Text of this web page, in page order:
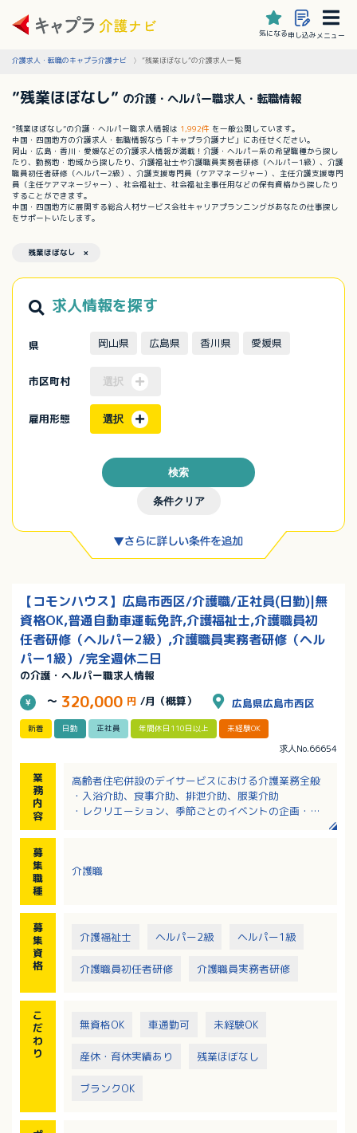
気になる申し込みメニュー
介護求人・転職のキャプラ介護ナビ ”残業ほぼなし”の介護求人一覧
”残業ほぼなし” の介護・ヘルパー職求人・転職情報
”残業ほぼなし”の介護・ヘルパー職求人情報は 1,992件 を一般公開しています。
中国・四国地方の介護求人・転職情報なら「キャプラ介護ナビ」にお任せください。
岡山・広島・香川・愛媛などの介護求人情報が満載！介護・ヘルパー系の希望職種から探し
たり、勤務地・地域から探したり、介護福祉士や介護職員実務者研修（ヘルパー1級）、介護
職員初任者研修（ヘルパー2級）、介護支援専門員（ケアマネージャー）、主任介護支援専門
員（主任ケアマネージャー）、社会福祉士、社会福祉主事任用などの保有資格から探したり
することができます。
中国・四国地方に展開する総合人材サービス会社キャリアプランニングがあなたの仕事探し
をサポートいたします。
残業ほぼなし ×
求人情報を探す
県 岡山県 広島県 香川県 愛媛県
市区町村 選択
雇用形態 選択
条件クリア
検索
【コモンハウス】広島市西区/介護職/正社員(日勤)|無
資格OK,普通自動車運転免許,介護福祉士,介護職員初
任者研修（ヘルパー2級）,介護職員実務者研修（ヘル
パー1級）/完全週休二日
の介護・ヘルパー職求人情報
～ 320,000 円 /月（概算） 広島県広島市西区
新着 日勤 正社員 年間休日110日以上 未経験OK
求人No.66654
業
務
内
容
高齢者住宅併設のデイサービスにおける介護業務全般
・入浴介助、食事介助、排泄介助、服薬介助
・レクリエーション、季節ごとのイベントの企画・実
募
集
職
種
介護職
募
集
資
格
介護福祉士 ヘルパー2級 ヘルパー1級
介護職員初任者研修 介護職員実務者研修
こ
だ
わ
り
無資格OK 車通勤可 未経験OK
産休・育休実績あり 残業ほぼなし
ブランクOK